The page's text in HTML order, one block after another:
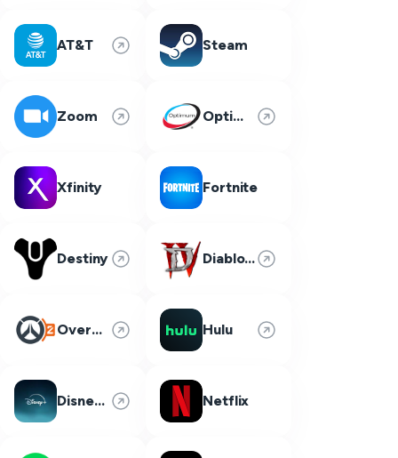
AT&T Steam
Zoom Optimum
Xfinity Fortnite
Destiny Diablo 4
Overwatch 2 Hulu
Disney Plus Netflix